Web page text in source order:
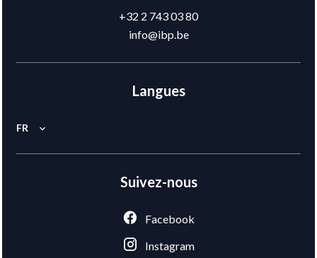
+32 2 743 03 80
info@ibp.be
Langues
FR
Suivez-nous
Facebook
Instagram